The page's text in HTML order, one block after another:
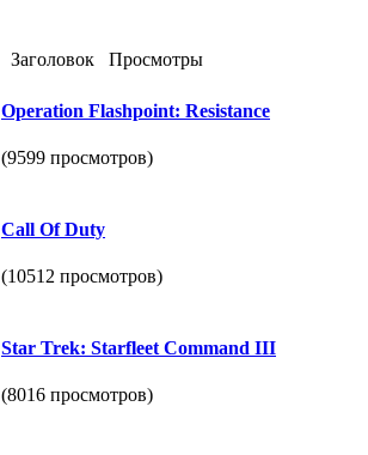
Заголовок Просмотры
Operation Flashpoint: Resistance
(9599 просмотров)
Call Of Duty
(10512 просмотров)
Star Trek: Starfleet Command III
(8016 просмотров)